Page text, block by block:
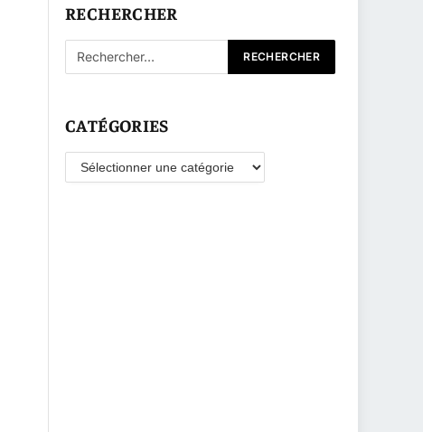
RECHERCHER
CATÉGORIES
Catégories